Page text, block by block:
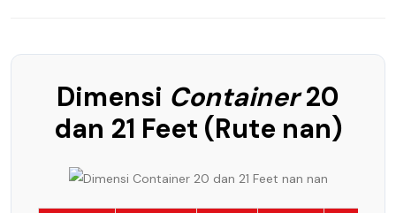
Dimensi Container20
dan 21 Feet (Rute nan)